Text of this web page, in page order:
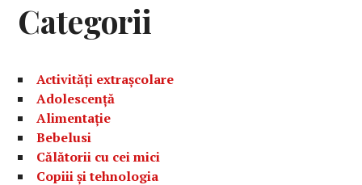
Categorii
Activități extrașcolare
Adolescență
Alimentație
Bebelusi
Călătorii cu cei mici
Copiii și tehnologia